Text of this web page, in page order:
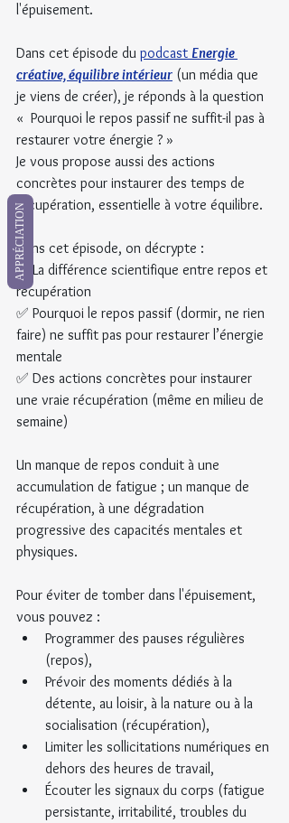
l'épuisement.
Dans cet épisode du podcast Energie
créative, équilibre intérieur (un média que
je viens de créer), je réponds à la question
«  Pourquoi le repos passif ne suffit-il pas à
restaurer votre énergie ? »
Je vous propose aussi des actions
concrètes pour instaurer des temps de
récupération, essentielle à votre équilibre.
Dans cet épisode, on décrypte :
✅ La différence scientifique entre repos et
récupération
✅ Pourquoi le repos passif (dormir, ne rien
faire) ne suffit pas pour restaurer l’énergie
mentale
✅ Des actions concrètes pour instaurer
une vraie récupération (même en milieu de
semaine)
Un manque de repos conduit à une
accumulation de fatigue ; un manque de
récupération, à une dégradation
progressive des capacités mentales et
physiques.
Pour éviter de tomber dans l'épuisement,
vous pouvez :
Programmer des pauses régulières
(repos),
Prévoir des moments dédiés à la
détente, au loisir, à la nature ou à la
socialisation (récupération),
Limiter les sollicitations numériques en
dehors des heures de travail,
Écouter les signaux du corps (fatigue
persistante, irritabilité, troubles du
APPRÉCIATION